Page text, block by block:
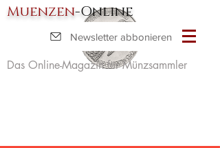
Muenzen-Online
Das Online-Magazin für Münzsammler
Newsletter abbonieren